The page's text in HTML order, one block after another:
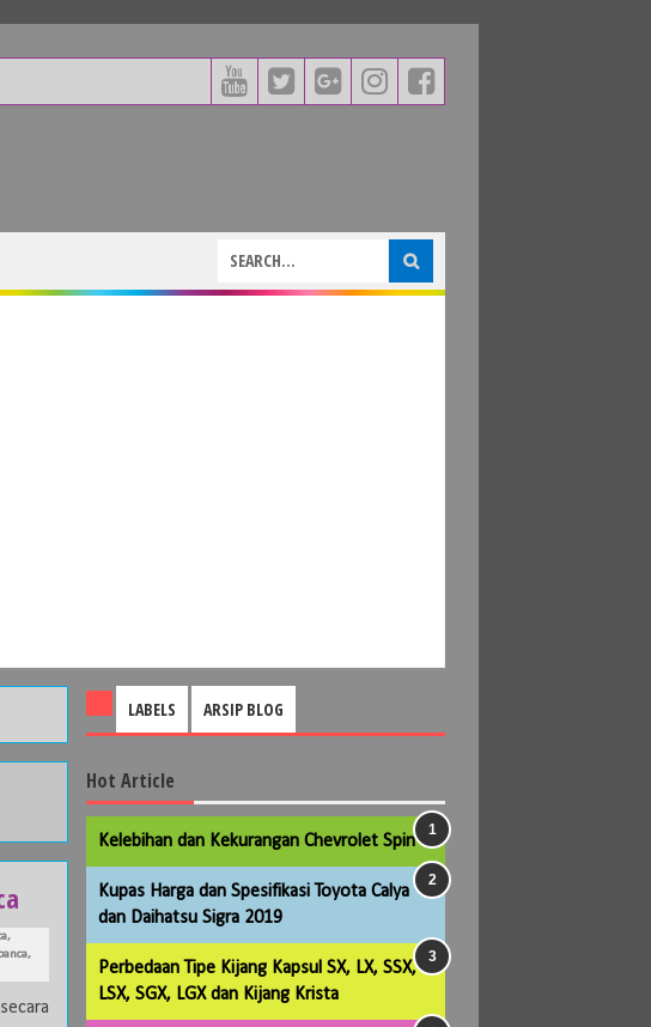
,
,
LABELS ARSIP BLOG
Hot Article
Kelebihan dan Kekurangan Chevrolet Spin
Kupas Harga dan Spesifikasi Toyota Calya
dan Daihatsu Sigra 2019
Perbedaan Tipe Kijang Kapsul SX, LX, SSX,
LSX, SGX, LGX dan Kijang Krista